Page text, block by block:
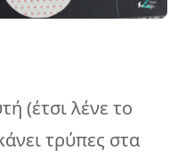
(έτσι λένε το
τρύπες στα